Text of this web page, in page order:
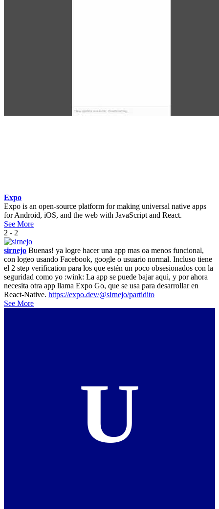
Expo
Expo is an open-source platform for making universal native apps
for Android, iOS, and the web with JavaScript and React.
See More
2 - 2
sirnejo Buenas! ya logre hacer una app mas oa menos funcional,
con logeo usando Facebook, google o usuario normal. Incluso tiene
el 2 step verification para los que estén un poco obsesionados con la
seguridad como yo :wink: La app se puede bajar aqui, y por ahora
necesita otra app llama Expo Go, que se usa para desarrollar en
React-Native. https://expo.dev/@sirnejo/partidito
See More
U